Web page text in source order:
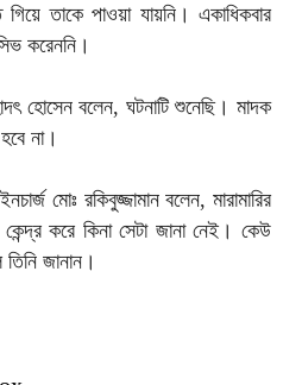
তাকে পাওয়া যায়নি। একাধিকবার
করেননি।
হোসেন বলেন, ঘটনাটি শুনেছি। মাদক
না।
মোঃ রকিবুজ্জামান বলেন, মারামারির
করে কিনা সেটা জানা নেই। কেউ
জানান।